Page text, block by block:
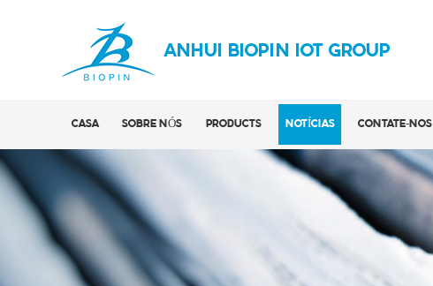
ANHUI BIOPIN IOT GROUP
CASA SOBRE NÓS PRODUCTS NOTÍCIAS CONTATE-NOS